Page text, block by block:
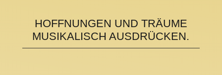
HOFFNUNGEN UND TRÄUME
MUSIKALISCH AUSDRÜCKEN.